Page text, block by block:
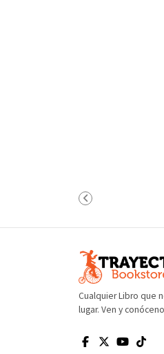
Cualquier Libro que
lugar. Ven y